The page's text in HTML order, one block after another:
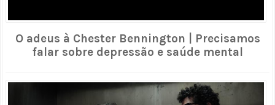
O adeus à Chester Bennington | Precisamos
falar sobre depressão e saúde mental